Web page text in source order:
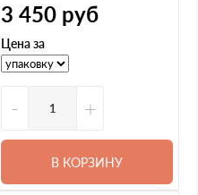
3 450 руб
Цена за
- +
В КОРЗИНУ